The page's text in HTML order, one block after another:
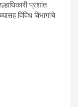
प्रशांत
विविध विभागांचे